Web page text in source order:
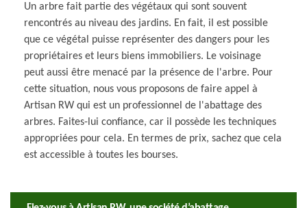
Un arbre fait partie des végétaux qui sont souvent
rencontrés au niveau des jardins. En fait, il est possible
que ce végétal puisse représenter des dangers pour les
propriétaires et leurs biens immobiliers. Le voisinage
peut aussi être menacé par la présence de l'arbre. Pour
cette situation, nous vous proposons de faire appel à
Artisan RW qui est un professionnel de l'abattage des
arbres. Faites-lui confiance, car il possède les techniques
appropriées pour cela. En termes de prix, sachez que cela
est accessible à toutes les bourses.